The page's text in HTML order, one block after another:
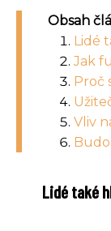
Obsah
Lidé
Jak
Proč
Vliv
Lidé také